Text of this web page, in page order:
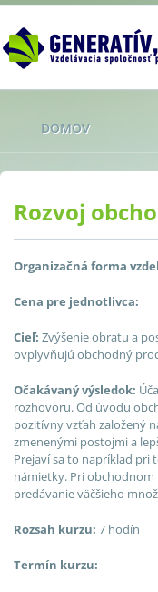
Rozvoj
Organizačná forma
Cena pre jednotlivca:
Cieľ: Zvýšenie obratu a
ovplyvňujú obchodný
Očakávaný výsledok:
rozhovoru. Od úvodu
pozitívny vzťah založený
zmenenými postojmi a
Prejaví sa to napríklad pri
námietky. Pri
predávanie väčšieho
Rozsah kurzu: 7 hodín
Termín kurzu:
DOMOV